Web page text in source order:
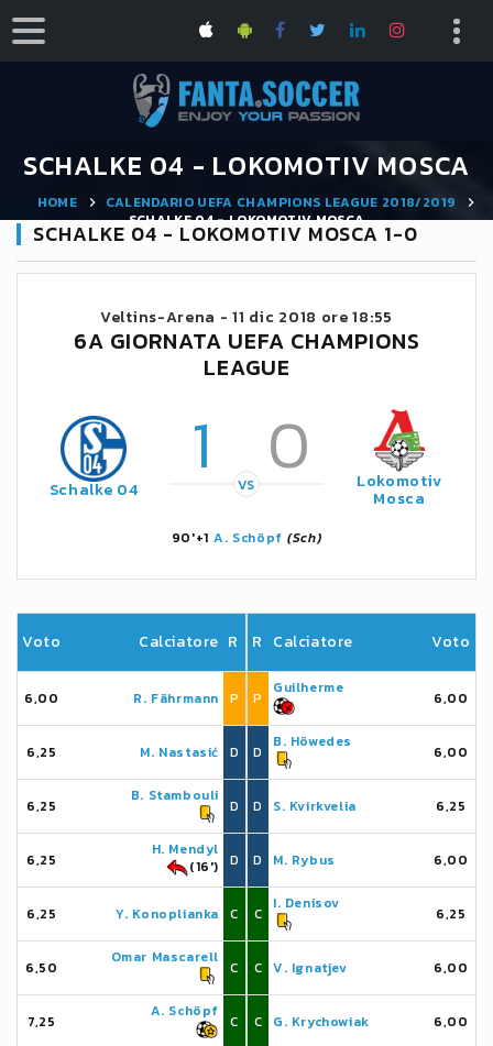
SCHALKE 04 - LOKOMOTIV MOSCA
HOME
CALENDARIO UEFA CHAMPIONS LEAGUE 2018/2019
SCHALKE 04 - LOKOMOTIV MOSCA
SCHALKE 04 - LOKOMOTIV MOSCA 1-0
Veltins-Arena -11 dic 2018 ore 18:55
6A GIORNATA UEFA CHAMPIONS
LEAGUE
Schalke 04 1 0
VS Lokomotiv
Mosca
90'+1 A. Schöpf (Sch)
Voto Calciatore R
6,00 R. Fährmann P
6,25 M. Nastasić D
6,25
B. Stambouli
D
6,25
H. Mendyl
(16')
D
6,25 Y. Konoplianka C
6,50
Omar Mascarell
C
7,25
A. Schöpf
C
R Calciatore Voto
P
Guilherme
6,00
D
B. Höwedes
6,00
D S. Kvirkvelia 6,25
D M. Rybus 6,00
C
I. Denisov
6,25
C V. Ignatjev 6,00
C G. Krychowiak 6,00